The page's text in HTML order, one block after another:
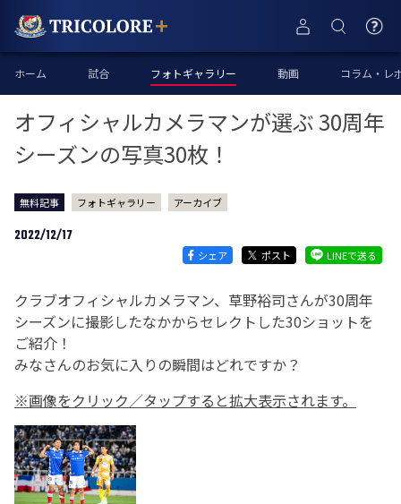
ホーム 試合 フォトギャラリー 動画 コラム・レ
オフィシャルカメラマンが選ぶ 30周年
シーズンの写真30枚！
無料記事 フォトギャラリー アーカイブ
2022/12/17
シェア ポスト LINEで送る
クラブオフィシャルカメラマン、草野裕司さんが30周年
シーズンに撮影したなかからセレクトした30ショットを
ご紹介！
みなさんのお気に入りの瞬間はどれですか？
※画像をクリック／タップすると拡大表示されます。